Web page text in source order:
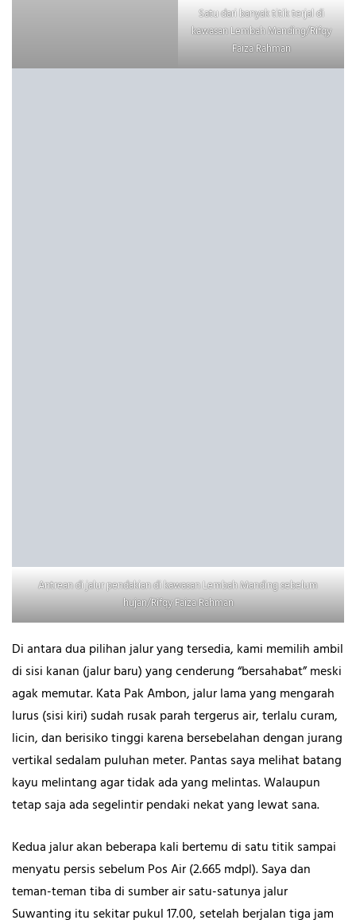
Satu dari banyak titik terjal di
kawasan Lembah Manding/Rifqy
Faiza Rahman
Antrean di jalur pendakian di kawasan Lembah Manding sebelum
hujan/Rifqy Faiza Rahman
Di antara dua pilihan jalur yang tersedia, kami memilih ambil
di sisi kanan (jalur baru) yang cenderung “bersahabat” meski
agak memutar. Kata Pak Ambon, jalur lama yang mengarah
lurus (sisi kiri) sudah rusak parah tergerus air, terlalu curam,
licin, dan berisiko tinggi karena bersebelahan dengan jurang
vertikal sedalam puluhan meter. Pantas saya melihat batang
kayu melintang agar tidak ada yang melintas. Walaupun
tetap saja ada segelintir pendaki nekat yang lewat sana.
Kedua jalur akan beberapa kali bertemu di satu titik sampai
menyatu persis sebelum Pos Air (2.665 mdpl). Saya dan
teman-teman tiba di sumber air satu-satunya jalur
Suwanting itu sekitar pukul 17.00, setelah berjalan tiga jam